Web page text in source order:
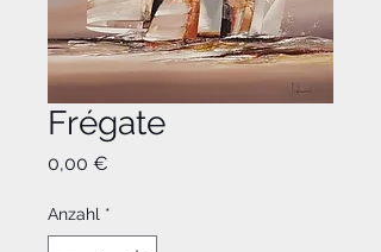
Frégate
0,00 €
Anzahl *